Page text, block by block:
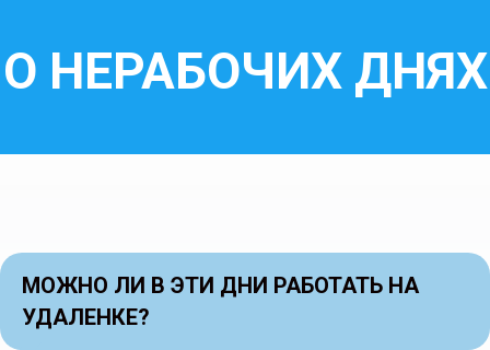
О НЕРАБОЧИХ ДНЯХ
МОЖНО ЛИ В ЭТИ ДНИ РАБОТАТЬ НА
УДАЛЕНКЕ?